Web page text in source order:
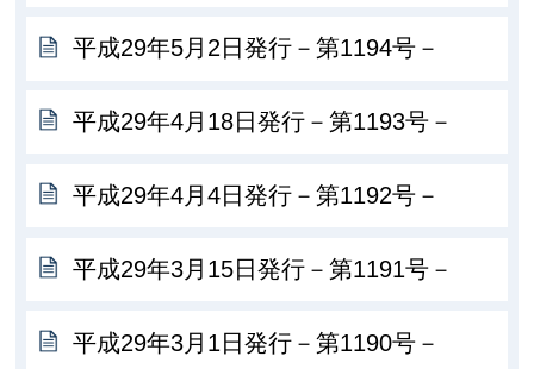
平成29年5月2日発行－第1194号－
平成29年4月18日発行－第1193号－
平成29年4月4日発行－第1192号－
平成29年3月15日発行－第1191号－
平成29年3月1日発行－第1190号－